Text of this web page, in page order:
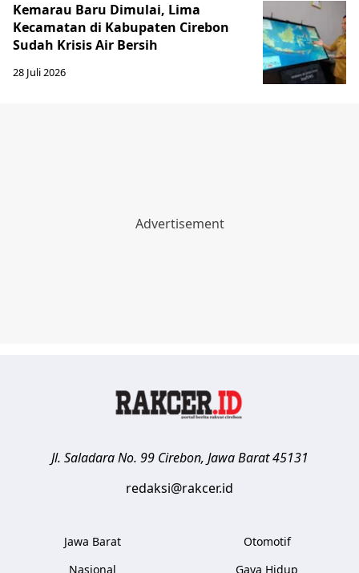
Kemarau Baru Dimulai, Lima
Kecamatan di Kabupaten Cirebon
Sudah Krisis Air Bersih
28 Juli 2026
Jl. Saladara No. 99 Cirebon, Jawa Barat 45131
redaksi@rakcer.id
Jawa Barat
Nasional
Otomotif
Gaya Hidup